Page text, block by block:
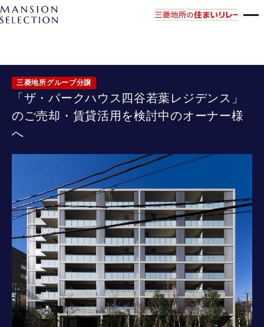
三菱地所グループ分譲
「ザ・パークハウス四谷若葉レジデンス」
のご売却・賃貸活用を検討中のオーナー様
へ